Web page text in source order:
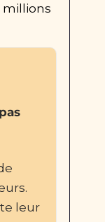
millions
leur